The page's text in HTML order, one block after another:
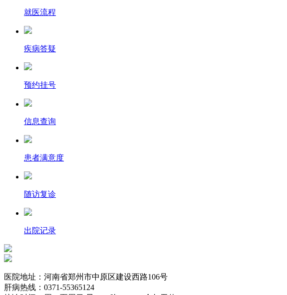
就医流程
疾病答疑
预约挂号
信息查询
患者满意度
随访复诊
出院记录
医院地址：河南省郑州市中原区建设西路106号
肝病热线：0371-55365124